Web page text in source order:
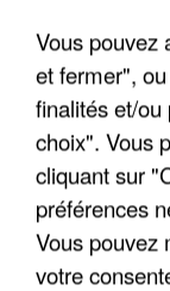
APRÈS
DE FAUNE
Vous pouvez
et fermer",
finalités et/
choix". Vous
cliquant sur
préférences
Vous pouvez
votre